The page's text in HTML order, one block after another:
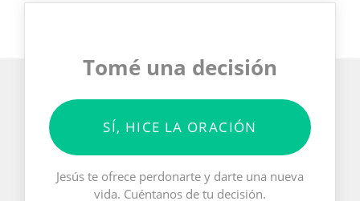
Tomé una decisión
SÍ, HICE LA ORACIÓN
Jesús te ofrece perdonarte y darte una nueva
vida. Cuéntanos de tu decisión.